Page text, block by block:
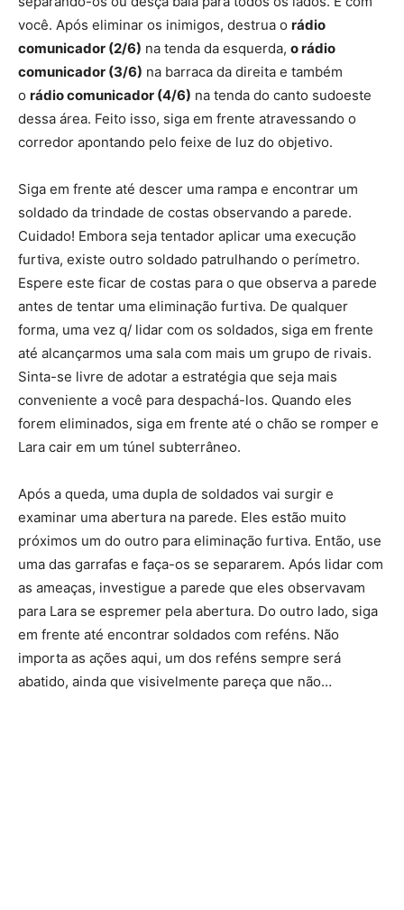
você. Após eliminar os inimigos, destrua o rádio
comunicador (2/6) na tenda da esquerda, o rádio
comunicador (3/6) na barraca da direita e também
o rádio comunicador (4/6) na tenda do canto sudoeste
dessa área. Feito isso, siga em frente atravessando o
corredor apontando pelo feixe de luz do objetivo.
Siga em frente até descer uma rampa e encontrar um
soldado da trindade de costas observando a parede.
Cuidado! Embora seja tentador aplicar uma execução
furtiva, existe outro soldado patrulhando o perímetro.
Espere este ficar de costas para o que observa a parede
antes de tentar uma eliminação furtiva. De qualquer
forma, uma vez q/ lidar com os soldados, siga em frente
até alcançarmos uma sala com mais um grupo de rivais.
Sinta-se livre de adotar a estratégia que seja mais
conveniente a você para despachá-los. Quando eles
forem eliminados, siga em frente até o chão se romper e
Lara cair em um túnel subterrâneo.
Após a queda, uma dupla de soldados vai surgir e
examinar uma abertura na parede. Eles estão muito
próximos um do outro para eliminação furtiva. Então, use
uma das garrafas e faça-os se separarem. Após lidar com
as ameaças, investigue a parede que eles observavam
para Lara se espremer pela abertura. Do outro lado, siga
em frente até encontrar soldados com reféns. Não
importa as ações aqui, um dos reféns sempre será
abatido, ainda que visivelmente pareça que não…